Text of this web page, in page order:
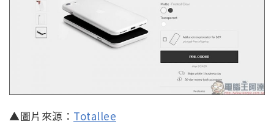
▲圖片來源： Totallee